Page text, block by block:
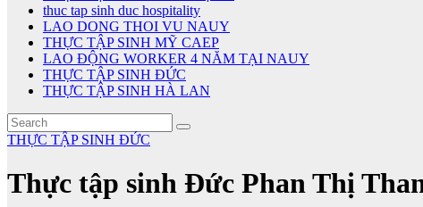
thuc tap sinh duc hospitality
LAO DONG THOI VU NAUY
THỰC TẬP SINH MỸ CAEP
LAO ĐỘNG WORKER 4 NĂM TẠI NAUY
THỰC TẬP SINH ĐỨC
THỰC TẬP SINH HÀ LAN
THỰC TẬP SINH ĐỨC
Thực tập sinh Đức Phan Thị